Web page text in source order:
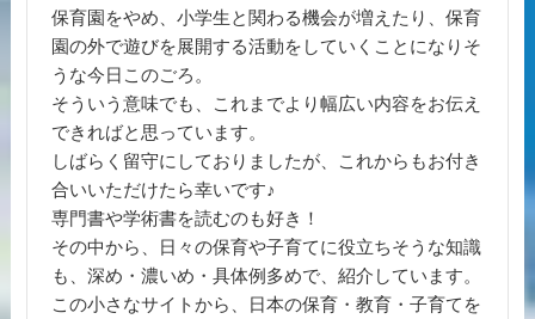
保育園をやめ、小学生と関わる機会が増えたり、保育
園の外で遊びを展開する活動をしていくことになりそ
うな今日このごろ。
そういう意味でも、これまでより幅広い内容をお伝え
できればと思っています。
しばらく留守にしておりましたが、これからもお付き
合いいただけたら幸いです♪
専門書や学術書を読むのも好き！
その中から、日々の保育や子育てに役立ちそうな知識
も、深め・濃いめ・具体例多めで、紹介しています。
この小さなサイトから、日本の保育・教育・子育てを